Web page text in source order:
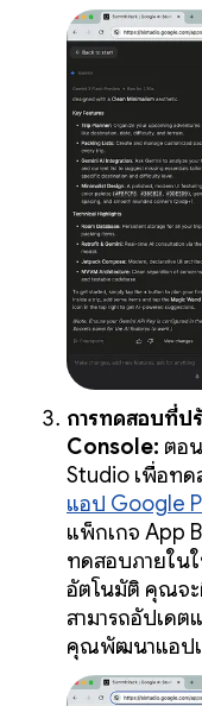
การทดสอบที่ป
Console: ตอ
Studio เพื่อทด
แอป Google
แพ็กเกจ App
ทดสอบภายใน
อัตโนมัติ คุณจะ
สามารถอัปเด
คุณพัฒนาแอปเ